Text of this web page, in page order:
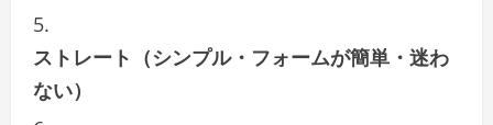
ストレート（シンプル・フォームが簡単・迷わ
ない）